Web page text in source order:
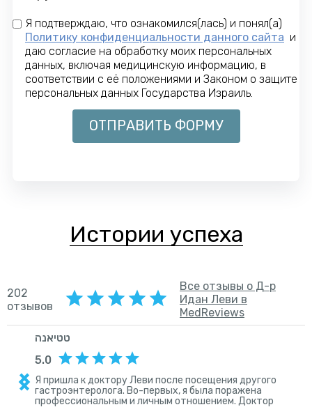
Я подтверждаю, что ознакомился(лась) и понял(а)
Политику конфиденциальности данного сайта и
даю согласие на обработку моих персональных
данных, включая медицинскую информацию, в
соответствии с её положениями и Законом о защите
персональных данных Государства Израиль.
Истории успеха